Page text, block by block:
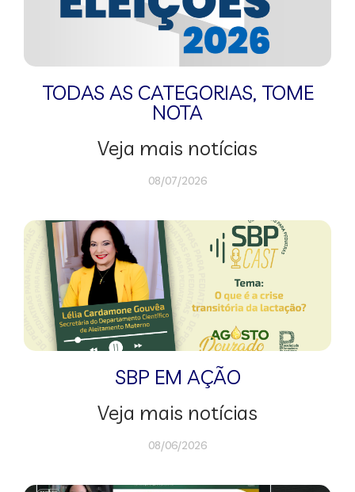
TODAS AS CATEGORIAS, TOME
NOTA
Veja mais notícias
08/07/2026
SBP EM AÇÃO
Veja mais notícias
08/06/2026